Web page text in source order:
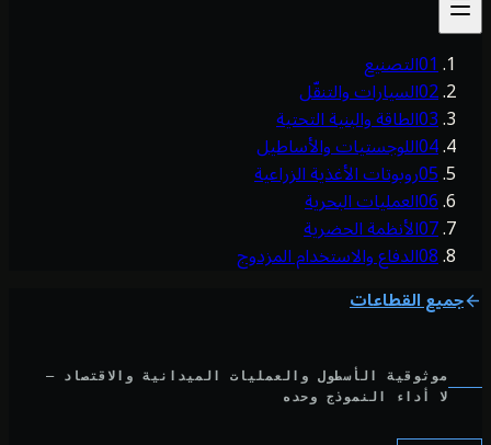
01التصنيع
02السيارات والتنقّل
03الطاقة والبنية التحتية
04اللوجستيات والأساطيل
05روبوتات الأغذية الزراعية
06العمليات البحرية
07الأنظمة الحضرية
08الدفاع والاستخدام المزدوج
جميع القطاعات
موثوقية الأسطول والعمليات الميدانية والاقتصاد —
لا أداء النموذج وحده